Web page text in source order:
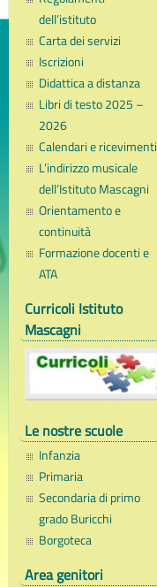
dell’istituto
Carta dei servizi
Iscrizioni
Didattica a distanza
Libri di testo 2025 –
2026
Calendari e ricevimenti
L’indirizzo musicale
dell’Istituto Mascagni
Orientamento e
continuità
Formazione docenti e
ATA
Curricoli Istituto
Mascagni
Le nostre scuole
Infanzia
Primaria
Secondaria di primo
grado Buricchi
Borgoteca
Area genitori